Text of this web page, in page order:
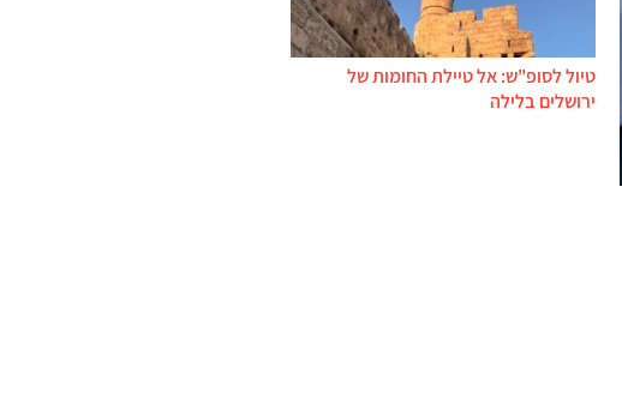
טיול לסופ"ש: אל טיילת החומות של
ירושלים בלילה